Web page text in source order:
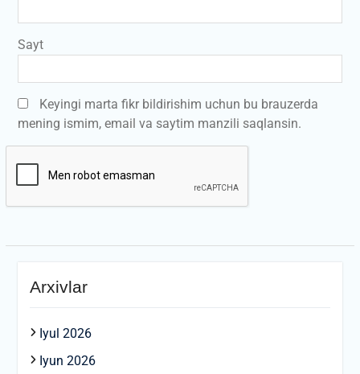
Sayt
Keyingi marta fikr bildirishim uchun bu brauzerda
mening ismim, email va saytim manzili saqlansin.
Arxivlar
Iyul 2026
Iyun 2026